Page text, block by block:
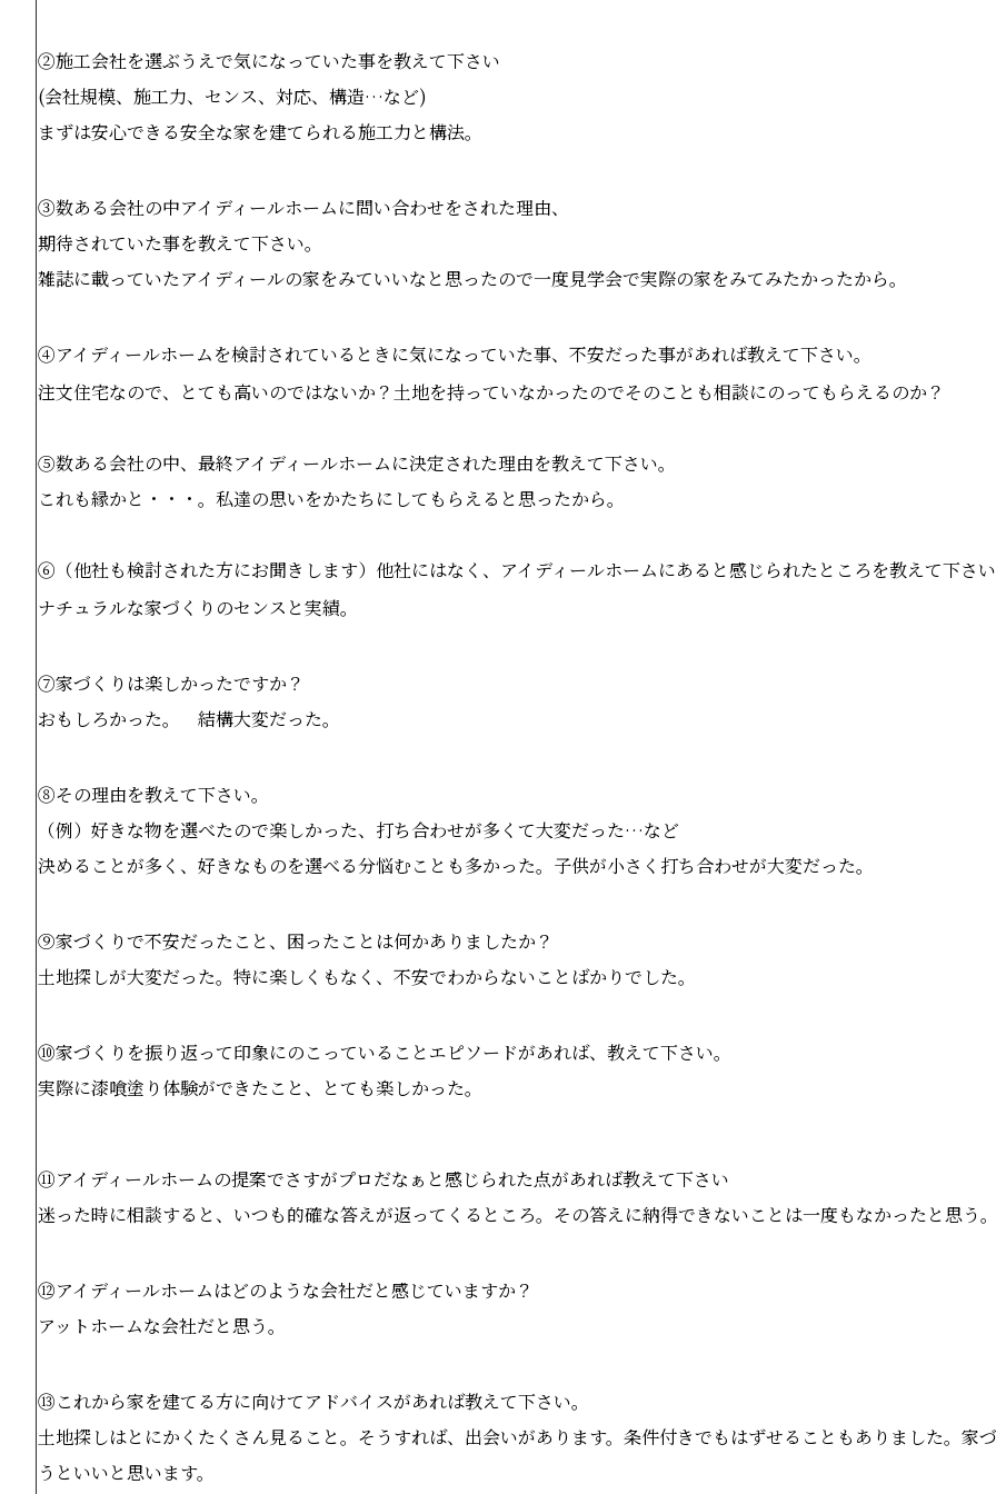
②施工会社を選ぶうえで気になっていた事を教えて下さい
(会社規模、施工力、センス、対応、構造…など)
まずは安心できる安全な家を建てられる施工力と構法。
③数ある会社の中アイディールホームに問い合わせをされた理由、
期待されていた事を教えて下さい。
雑誌に載っていたアイディールの家をみていいなと思ったので一度見学会で実際の家をみてみたかったから。
④アイディールホームを検討されているときに気になっていた事、不安だった事があれば教えて下さい。
注文住宅なので、とても高いのではないか？土地を持っていなかったのでそのことも相談にのってもらえるのか？
⑤数ある会社の中、最終アイディールホームに決定された理由を教えて下さい。
これも縁かと・・・。私達の思いをかたちにしてもらえると思ったから。
⑥（他社も検討された方にお聞きします）他社にはなく、アイディールホームにあると感じられたところを教えて下さ
ナチュラルな家づくりのセンスと実績。
⑦家づくりは楽しかったですか？
おもしろかった。 結構大変だった。
⑧その理由を教えて下さい。
（例）好きな物を選べたので楽しかった、打ち合わせが多くて大変だった…など
決めることが多く、好きなものを選べる分悩むことも多かった。子供が小さく打ち合わせが大変だった。
⑨家づくりで不安だったこと、困ったことは何かありましたか？
土地探しが大変だった。特に楽しくもなく、不安でわからないことばかりでした。
⑩家づくりを振り返って印象にのこっていることエピソードがあれば、教えて下さい。
実際に漆喰塗り体験ができたこと、とても楽しかった。
⑪アイディールホームの提案でさすがプロだなぁと感じられた点があれば教えて下さい
迷った時に相談すると、いつも的確な答えが返ってくるところ。その答えに納得できないことは一度もなかったと思う
⑫アイディールホームはどのような会社だと感じていますか？
アットホームな会社だと思う。
⑬これから家を建てる方に向けてアドバイスがあれば教えて下さい。
土地探しはとにかくたくさん見ること。そうすれば、出会いがあります。条件付きでもはずせることもありました。家
うといいと思います。